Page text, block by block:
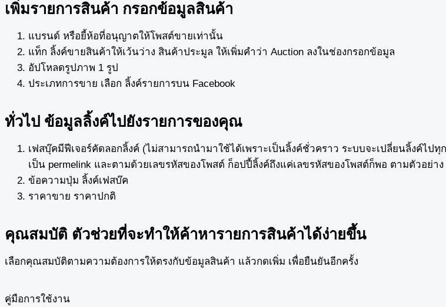
เพิ่มรายการสินค้า กรอกข้อมูลสินค้า
แบรนด์ หรือยี้ห้อที่อนุญาตให้โพสต์ขายเท่านั้น
แท็ก ลิ้งค์ขายสินค้าให้เว้นว่าง สินค้าประมูล ให้เพิ่มคำว่า Auction ลงในช่องกรอกข้อมูล
อัปโหลดรูปภาพ 1 รูป
ประเภทการขาย เลือก ลิ้งค์รายการบน Facebook
ทั่วไป ข้อมูลลิ้งค์ไปยังรายการของคุณ
เฟสบุ๊คมีฟีเจอร์คัดลอกลิ้งค์ (ไม่สามารถนำมาใช้ได้เพราะเป็นลิ้งค์ชั่วคราว ระบบจะเปลี่ยนลิ้งค์ไป
เป็น permelink และตามด้วยเลขรหัสของโพสต์ ก็อปปี้ลิ้งค์ถึงแค่เลขรหัสของโพสต์ก็พอ ตามตัวอย่าง
ข้อความปุ่ม ลิ้งค์เฟสบ๊ค
ราคาขาย ราคาปกติ
คุณสมบัติ ตัวช่วยที่จะทำให้ค้าหารายการสินค้าได้ง่ายขึ้น
เลือกคุณสมบัติตามความต้องการให้ตรงกับข้อมูลสินค้า แล้วกดเพิ่ม เพื่อยืนยันอีกครั้ง
คู่มือการใช้งาน